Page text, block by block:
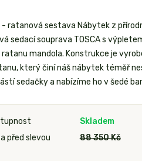
- ratanová sestava Nábytek z
sedací souprava TOSCA s
ratanu mandola. Konstrukce je
který činí náš nábytek téměř
sedačky a nabízíme ho v šedé
Skladem
před slevou
88 350 Kč